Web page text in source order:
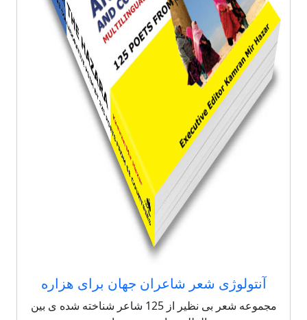
آنتولوژی شعر شاعران جهان برای هزاره
مجموعه شعر بی نظیر از 125 شاعر شناخته شده ی بین